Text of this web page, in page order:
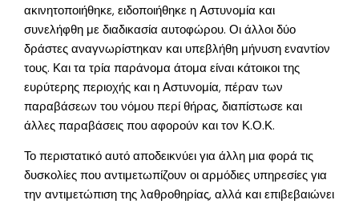
ακινητοποιήθηκε, ειδοποιήθηκε η Αστυνομία και
συνελήφθη με διαδικασία αυτοφώρου. Οι άλλοι δύο
δράστες αναγνωρίστηκαν και υπεβλήθη μήνυση εναντίον
τους. Και τα τρία παράνομα άτομα είναι κάτοικοι της
ευρύτερης περιοχής και η Αστυνομία, πέραν των
παραβάσεων του νόμου περί θήρας, διαπίστωσε και
άλλες παραβάσεις που αφορούν και τον Κ.Ο.Κ.
Το περιστατικό αυτό αποδεικνύει για άλλη μια φορά τις
δυσκολίες που αντιμετωπίζουν οι αρμόδιες υπηρεσίες για
την αντιμετώπιση της λαθροθηρίας, αλλά και επιβεβαιώνει